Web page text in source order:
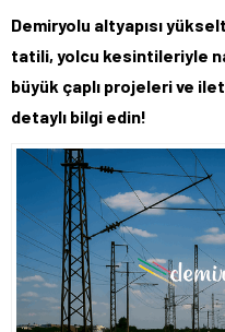
Demiryolu altyapısı
tatili, yolcu kesintileriyle
büyük çaplı projeleri ve
detaylı bilgi edin!